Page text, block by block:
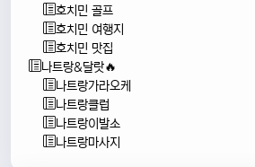
호치민 골프
호치민 여행지
호치민 맛집
나트랑&달랏🔥
나트랑가라오케
나트랑클럽
나트랑이발소
나트랑마사지